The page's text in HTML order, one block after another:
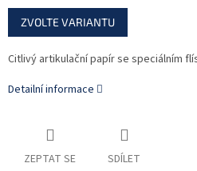
Měrná
cena:
ZVOLTE VARIANTU
Citlivý artikulační papír se speciálním
Detailní informace
ZEPTAT SE SDÍLET